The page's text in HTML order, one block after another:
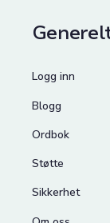
Logg inn
Blogg
Ordbok
Støtte
Sikkerhet